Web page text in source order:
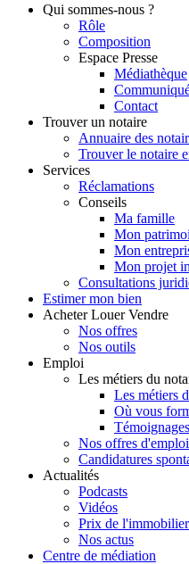
Qui sommes-nous ?
Rôle
Composition
Espace Presse
Médiathèque
Contact
Trouver un notaire
Annuaire des
Trouver le notaire
Services
Réclamations
Conseils
Ma famille
Mon
Mon
Mon projet
Consultations
Estimer mon bien
Acheter Louer Vendre
Nos offres
Nos outils
Emploi
Les métiers du
Les métiers
Où vous
Témoignages
Nos offres d'emploi
Candidatures
Actualités
Podcasts
Vidéos
Prix de l'immobilier
Nos actus
Centre de médiation